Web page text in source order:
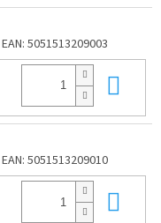
EAN: 5051513209003
EAN: 5051513209010